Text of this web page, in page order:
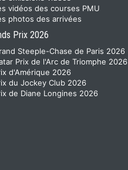
vidéos des courses PMU
photos des arrivées
Prix 2026
Steeple-Chase de Paris 2026
Prix de l'Arc de Triomphe 2026
d'Amérique 2026
du Jockey Club 2026
de Diane Longines 2026